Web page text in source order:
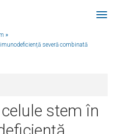
»
severă combinată
stem în